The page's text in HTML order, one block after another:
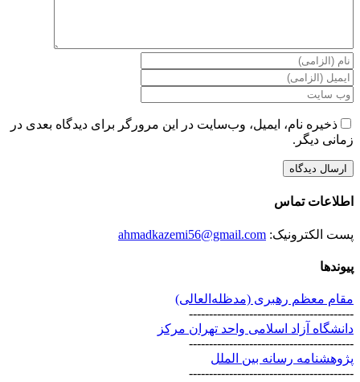
ذخیره نام، ایمیل، وب‌سایت در این مرورگر برای دیدگاه بعدی در
زمانی دیگر.
اطلاعات تماس
پست الکترونیک: ahmadkazemi56@gmail.com
پیوندها
مقام معظم رهبری (مد‌ظله‌العالی)
-----------------------------------------
دانشگاه آزاد اسلامی واحد تهران مرکز
-----------------------------------------
پژوهشنامه رسانه بین الملل
-----------------------------------------